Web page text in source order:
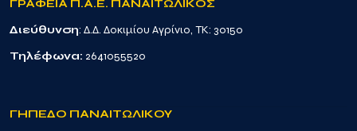
ΓΡΑΦΕΙΑ Π.Α.Ε. ΠΑΝΑΙΤΩΛΙΚΟΣ
Διεύθυνση: Δ.Δ. Δοκιμίου Αγρίνιο, TK: 30150
Τηλέφωνα: 2641055520
ΓΗΠΕΔΟ ΠΑΝΑΙΤΩΛΙΚΟΥ